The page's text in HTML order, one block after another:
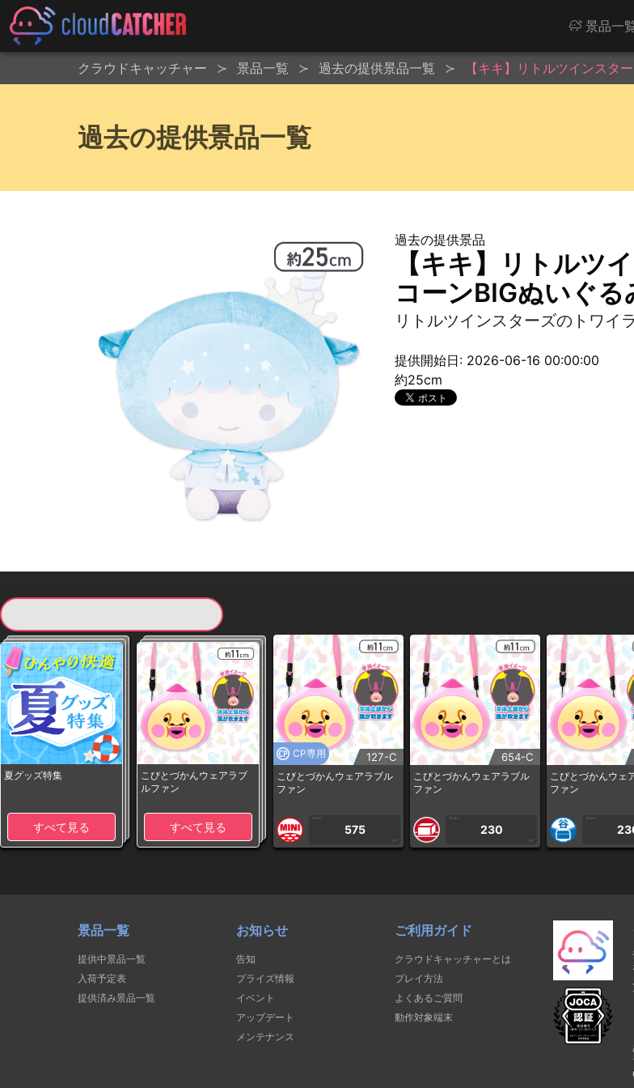
景品一
クラウドキャッチャー 景品一覧 過去の提供景品一覧 【キキ】リトルツインスタ
過去の提供景品一覧
過去の提供景品
【キキ】リトルツ
コーンBIGぬいぐる
リトルツインスターズのトワイ
提供開始日: 2026-06-16 00:00:00
約25cm
夏グッズ特集
すべて見る
こびとづかんウェアラブ
ルファン
すべて見る
CP専用 127-C
こびとづかんウェアラブル
ファン
1PLAY
575
CP
654-C
こびとづかんウェアラブル
ファン
1PLAY
230
CP
こびとづかんウェ
ファン
1PLAY
景品一覧
提供中景品一覧
入荷予定表
提供済み景品一覧
お知らせ
告知
プライズ情報
イベント
アップデート
メンテナンス
ご利用ガイド
クラウドキャッチャーとは
プレイ方法
よくあるご質問
動作対象端末